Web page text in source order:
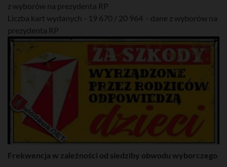
z wyborów na prezydenta RP
Liczba kart wydanych - 19 670 / 20 964 - dane z wyborów na
prezydenta RP
Frekwencja w zależności od siedziby obwodu wyborczego